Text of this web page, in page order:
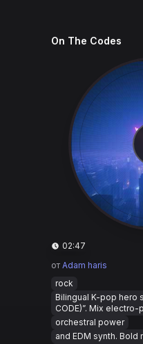
On The Codes
02:47
от Adam haris
rock
Bilingual K-pop hero
CODE)”. Mix electro-
orchestral power
and EDM synth. Bold